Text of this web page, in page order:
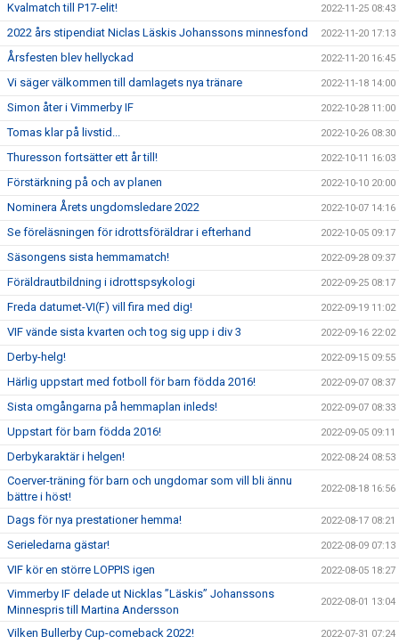
Kvalmatch till P17-elit! 2022-11-25 08:43
2022 års stipendiat Niclas Läskis Johanssons minnesfond 2022-11-20 17:13
Årsfesten blev hellyckad 2022-11-20 16:45
Vi säger välkommen till damlagets nya tränare 2022-11-18 14:00
Simon åter i Vimmerby IF 2022-10-28 11:00
Tomas klar på livstid... 2022-10-26 08:30
Thuresson fortsätter ett år till! 2022-10-11 16:03
Förstärkning på och av planen 2022-10-10 20:00
Nominera Årets ungdomsledare 2022 2022-10-07 14:16
Se föreläsningen för idrottsföräldrar i efterhand 2022-10-05 09:17
Säsongens sista hemmamatch! 2022-09-28 09:37
Föräldrautbildning i idrottspsykologi 2022-09-25 08:17
Freda datumet-VI(F) vill fira med dig! 2022-09-19 11:02
VIF vände sista kvarten och tog sig upp i div 3 2022-09-16 22:02
Derby-helg! 2022-09-15 09:55
Härlig uppstart med fotboll för barn födda 2016! 2022-09-07 08:37
Sista omgångarna på hemmaplan inleds! 2022-09-07 08:33
Uppstart för barn födda 2016! 2022-09-05 09:11
Derbykaraktär i helgen! 2022-08-24 08:53
Coerver-träning för barn och ungdomar som vill bli ännu
bättre i höst!
2022-08-18 16:56
Dags för nya prestationer hemma! 2022-08-17 08:21
Serieledarna gästar! 2022-08-09 07:13
VIF kör en större LOPPIS igen 2022-08-05 18:27
Vimmerby IF delade ut Nicklas ”Läskis” Johanssons
Minnespris till Martina Andersson
2022-08-01 13:04
Vilken Bullerby Cup-comeback 2022! 2022-07-31 07:24